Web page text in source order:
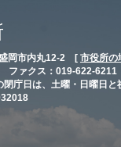
岡市内丸12-2 [ 市役所の
ファクス：019-622-6211
庁日は、土曜・日曜日と